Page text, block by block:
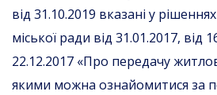
від 31.10.2019 вказані у
міської ради від 31.01.2017, від
22.12.2017 «Про передачу
якими можна ознайомитися за